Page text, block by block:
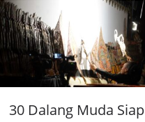
30 Dalang Muda Siap